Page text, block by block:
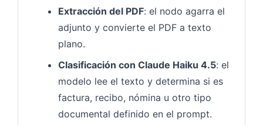
Extracción del PDF: el nodo agarra el
adjunto y convierte el PDF a texto
plano.
Clasificación con Claude Haiku 4.5: el
modelo lee el texto y determina si es
factura, recibo, nómina u otro tipo
documental definido en el prompt.